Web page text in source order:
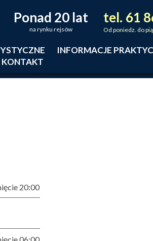
tel. 61
Od poniedz. do
Ponad 20 lat
na rynku rejsów
INFORMACJE
KONTAKT
20:00